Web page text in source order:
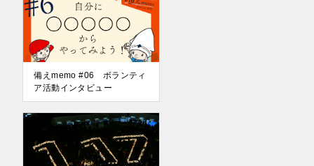
備えmemo #06 ボランティ
ア活動インタビュー